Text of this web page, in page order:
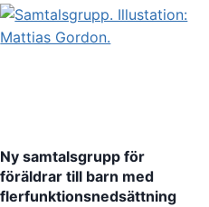
Ny samtalsgrupp för
föräldrar till barn med
flerfunktionsnedsättning